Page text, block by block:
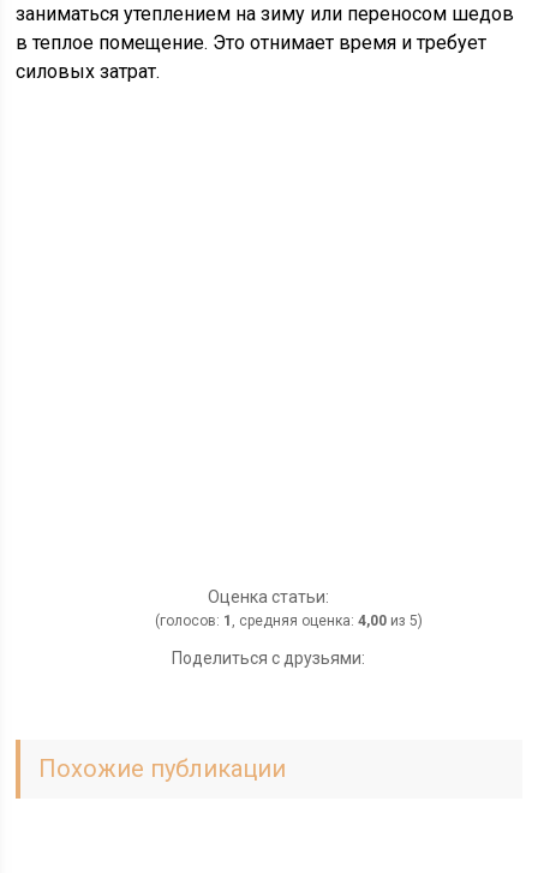
заниматься утеплением на зиму или переносом шедов
в теплое помещение. Это отнимает время и требует
силовых затрат.
Оценка статьи:
(голосов: 1 , средняя оценка: 4,00из 5)
Поделиться с друзьями:
Похожие публикации